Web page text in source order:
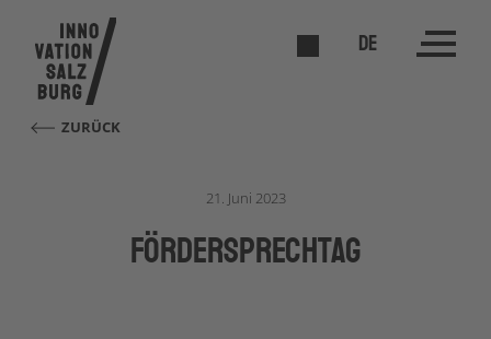
DE
ZURÜCK
21. Juni 2023
förderSPRECHTAG